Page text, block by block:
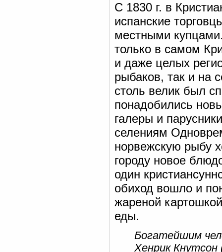
С 1830 г. в
испанские
местными
только в самом
и даже целых
рыбаков, так и на
столь велик был
понадобились
галеры и
селениям
норвежскую рыбу
городу новое
один
обиход вошло и
жареной
еды.
Богатейшим
Хенрик Кнутсон